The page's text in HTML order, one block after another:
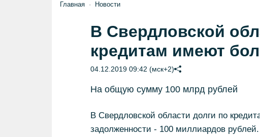
Главная Новости
В Свердловской
кредитам имеют
04.12.2019 09:42 (мск+2)
На общую сумму 100 млрд рублей
В Свердловской области долги по
задолженности - 100 миллиардов